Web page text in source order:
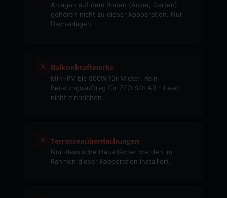
Anlagen auf dem Boden (Acker, Garten)
gehören nicht zu dieser Kooperation. Nur
Dachanlagen.
✕ Balkonkraftwerke
Mini-PV bis 800W für Mieter. Kein
Beratungsauftrag für ZEO SOLAR – Lead
nicht einreichen.
✕ Terrassenüberdachungen
Nur klassische Hausdächer werden im
Rahmen dieser Kooperation installiert.